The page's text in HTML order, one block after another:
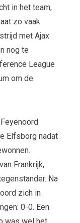
in het team,
zo vaak
met Ajax
nog te
League
om de
Elfsborg nadat
Frankrijk,
Na
zich in
0-0. Een